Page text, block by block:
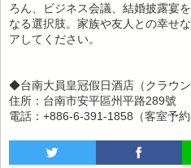
ろん、ビジネス会議、結婚披露宴
なる選択肢。家族や友人との幸せ
アしてください。
◆台南大員皇冠假日酒店（クラウン
住所：台南市安平區州平路289號
電話：+886-6-391-1858（客室予約